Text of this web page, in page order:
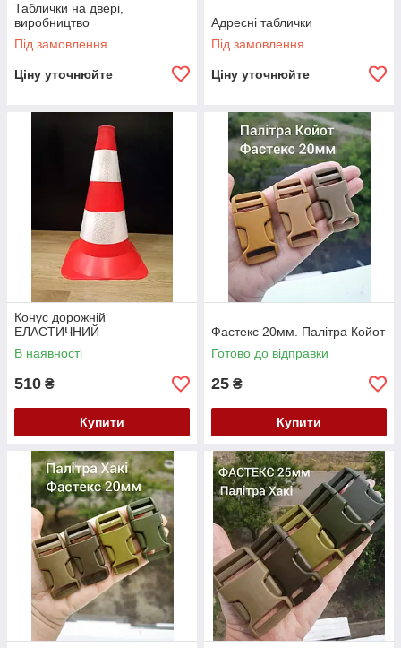
Таблички на двері,
виробництво
Під замовлення
Ціну уточнюйте
Адресні таблички
Під замовлення
Ціну уточнюйте
Конус дорожній
ЕЛАСТИЧНИЙ
В наявності
510 ₴
Купити
Фастекс 20мм. Палітра Койот
Готово до відправки
25 ₴
Купити